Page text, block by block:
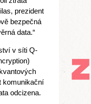
prezident
bezpečná
data.“
v síti Q-
komunikační
odcizena.